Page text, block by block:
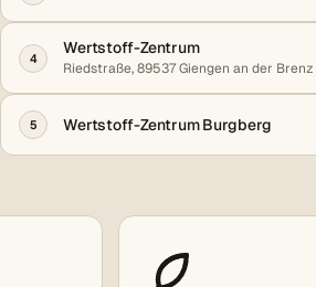
4
Wertstoff-Zentrum
Riedstraße, 89537 Giengen an der Brenz
5 Wertstoff-Zentrum Burgberg